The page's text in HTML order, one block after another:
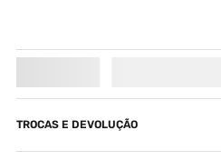
TROCAS E DEVOLUÇÃO